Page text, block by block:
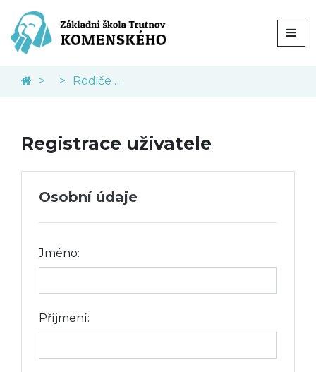
Rodiče a veřejnost
Registrace uživatele
Osobní údaje
Jméno:
Příjmení: